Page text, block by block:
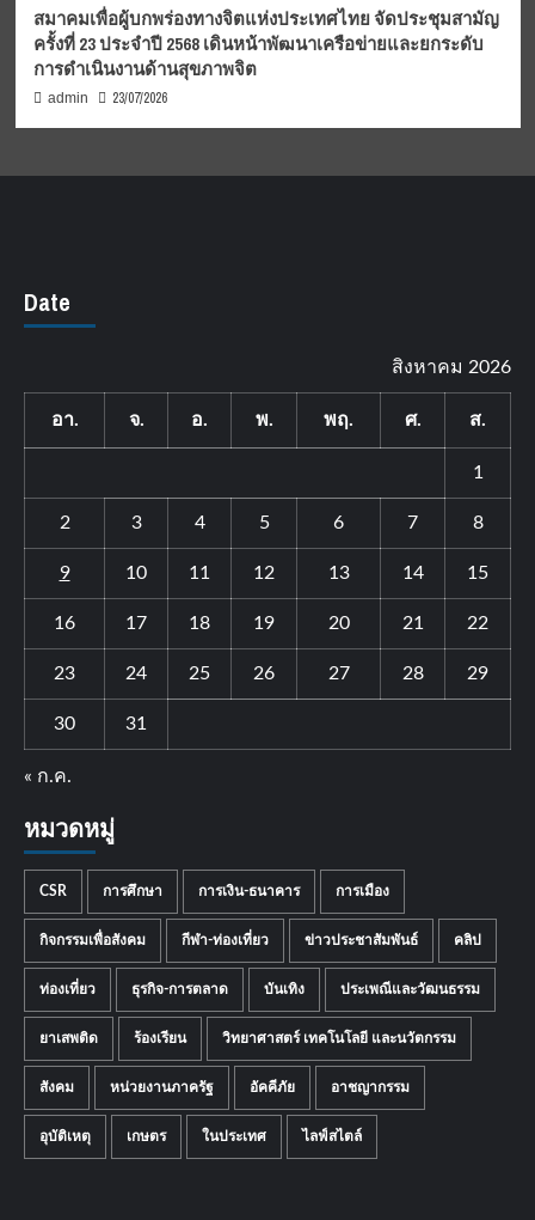
สมาคมเพื่อผู้บกพร่องทางจิตแห่งประเทศไทย จัดประชุมสามัญ
ครั้งที่ 23 ประจำปี 2568 เดินหน้าพัฒนาเครือข่ายและยกระดับ
การดำเนินงานด้านสุขภาพจิต
admin 23/07/2026
Date
สิงหาคม 2026
อา. จ. อ. พ. พฤ. ศ. ส.
1
2 3 4 5 6 7 8
9 10 11 12 13 14 15
16 17 18 19 20 21 22
23 24 25 26 27 28 29
30 31
« ก.ค.
หมวดหมู่
CSR การศึกษา การเงิน-ธนาคาร การเมือง
กิจกรรมเพื่อสังคม กีฬา-ท่องเที่ยว ข่าวประชาสัมพันธ์ คลิป
ท่องเที่ยว ธุรกิจ-การตลาด บันเทิง ประเพณีและวัฒนธรรม
ยาเสพติด ร้องเรียน วิทยาศาสตร์ เทคโนโลยี และนวัตกรรม
สังคม หน่วยงานภาครัฐ อัคคีภัย อาชญากรรม
อุบัติเหตุ เกษตร ในประเทศ ไลฟ์สไตล์